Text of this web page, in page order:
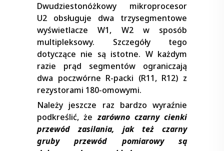
Dwudziestonóżkowy mikroprocesor
U2 obsługuje dwa trzysegmentowe
wyświetlacze W1, W2 w sposób
multipleksowy. Szczegóły tego
dotyczące nie są istotne. W każdym
razie prąd segmentów ograniczają
dwa poczwórne R-packi (R11, R12) z
rezystorami 180-omowymi.
Należy jeszcze raz bardzo wyraźnie
podkreślić, żezarówno czarny cienki
przewód zasilania, jak też czarny
gruby przewód pomiarowy są